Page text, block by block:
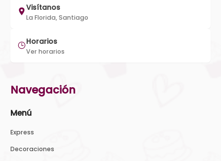
Visítanos
La Florida, Santiago
Horarios
Ver horarios
Navegación
Menú
Express
Decoraciones